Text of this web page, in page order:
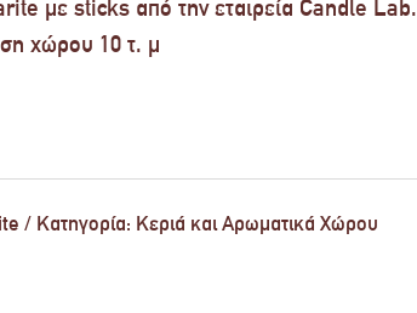
με sticks από την εταιρεία Candle Lab.
χώρου 10 τ. μ
Κατηγορία: Κεριά και Αρωματικά Χώρου